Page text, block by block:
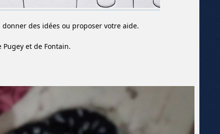
des idées ou proposer votre aide.
et de Fontain.